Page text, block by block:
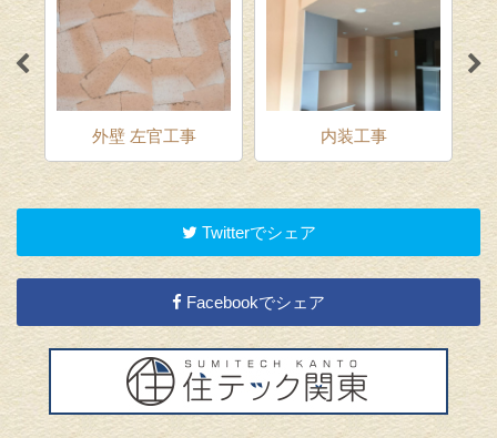
外壁 左官工事 内装工事
Twitterでシェア
Facebookでシェア